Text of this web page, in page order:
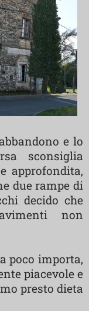
e lo
sconsiglia
approfondita,
due rampe di
decido che
non
poco importa,
piacevole e
presto dieta